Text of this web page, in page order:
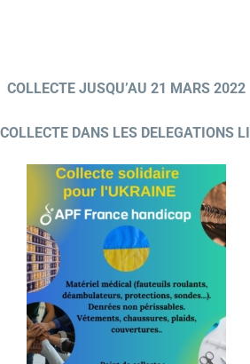
COLLECTE JUSQU’AU 21 MARS 2022
DANS LES DELEGATIONS